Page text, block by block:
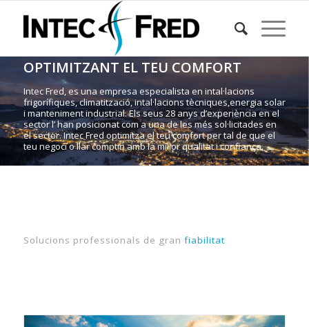
OPTIMITZANT EL TEU COMFORT
Intec Fred, es una empresa especialista en intal·lacions
frigorífiques, climatització, intal·lacions tècniques,energia solar
i manteniment industrial. Els seus 28 anys d’experiència en el
sector l’ han posicionat com a una de les més sol·licitades en
el sector. Intec Fred optimitza el teu comfort per tal de que el
teu negoci o llar comptin amb la millor qualitat i confiança.
Solucions professionals de gran fiabilitat